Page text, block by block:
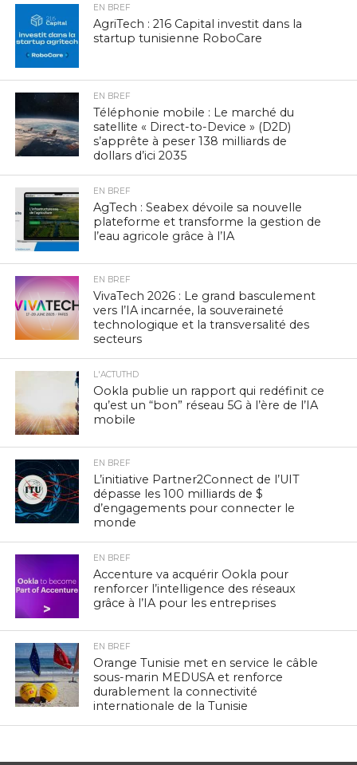
EN BREF
AgriTech : 216 Capital investit dans la
startup tunisienne RoboCare
EN BREF
Téléphonie mobile : Le marché du
satellite « Direct-to-Device » (D2D)
s’apprête à peser 138 milliards de
dollars d’ici 2035
EN BREF
AgTech : Seabex dévoile sa nouvelle
plateforme et transforme la gestion de
l’eau agricole grâce à l’IA
EN BREF
VivaTech 2026 : Le grand basculement
vers l’IA incarnée, la souveraineté
technologique et la transversalité des
secteurs
L'ACTUTHD
Ookla publie un rapport qui redéfinit ce
qu’est un “bon” réseau 5G à l’ère de l’IA
mobile
EN BREF
L’initiative Partner2Connect de l’UIT
dépasse les 100 milliards de $
d’engagements pour connecter le
monde
EN BREF
Accenture va acquérir Ookla pour
renforcer l’intelligence des réseaux
grâce à l’IA pour les entreprises
EN BREF
Orange Tunisie met en service le câble
sous-marin MEDUSA et renforce
durablement la connectivité
internationale de la Tunisie